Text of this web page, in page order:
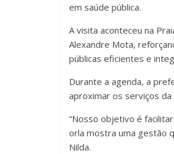
em saúde pública.
A visita aconteceu na
Alexandre Mota,
públicas eficientes e
Durante a agenda, a
aproximar os serviços da
“Nosso objetivo é
orla mostra uma gestão
Nilda.